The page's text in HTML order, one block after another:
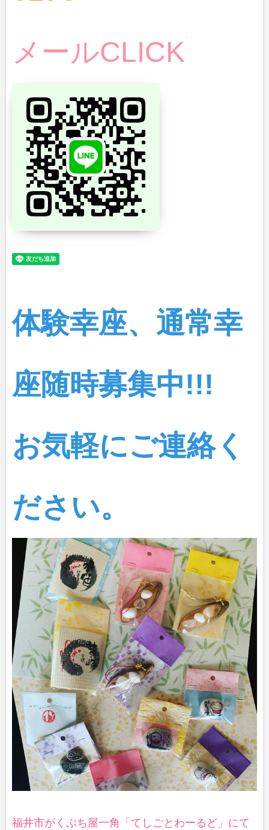
メールCLICK
体験幸座、通常幸
座随時募集中!!!
お気軽にご連絡く
ださい。
福井市がくぶち屋一角「てしごとわーるど」にて